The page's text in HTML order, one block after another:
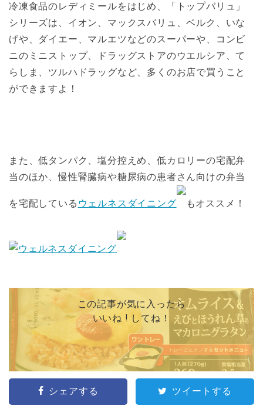
冷凍食品のレディミールをはじめ、「トップバリュ」
シリーズは、イオン、マックスバリュ、ベルク、いな
げや、ダイエー、マルエツなどのスーパーや、コンビ
ニのミニストップ、ドラッグストアのウエルシア、て
らしま、ツルハドラッグなど、多くのお店で買うこと
ができますよ！
また、低タンパク、塩分控えめ、低カロリーの宅配弁
当のほか、慢性腎臓病や糖尿病の患者さん向けの弁当
を宅配している ウェルネスダイニング もオススメ！
この記事が気に入ったら
いいね ! してね！
シェアする ツイートする